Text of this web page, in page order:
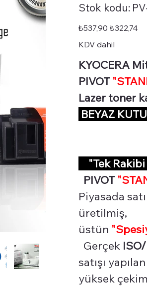
Stok kodu:
kodu:
MT-
STD-
Orijinal
fiyat
₺537,90 İndirimli
fiyat
₺322,74
KDV dahil
KYOCERA
PIVOT
Lazer toner
BEYAZ
"Tek
PIVOT
Piyasada
üretilmiş,
üstün
Gerçek
satışı
yüksek